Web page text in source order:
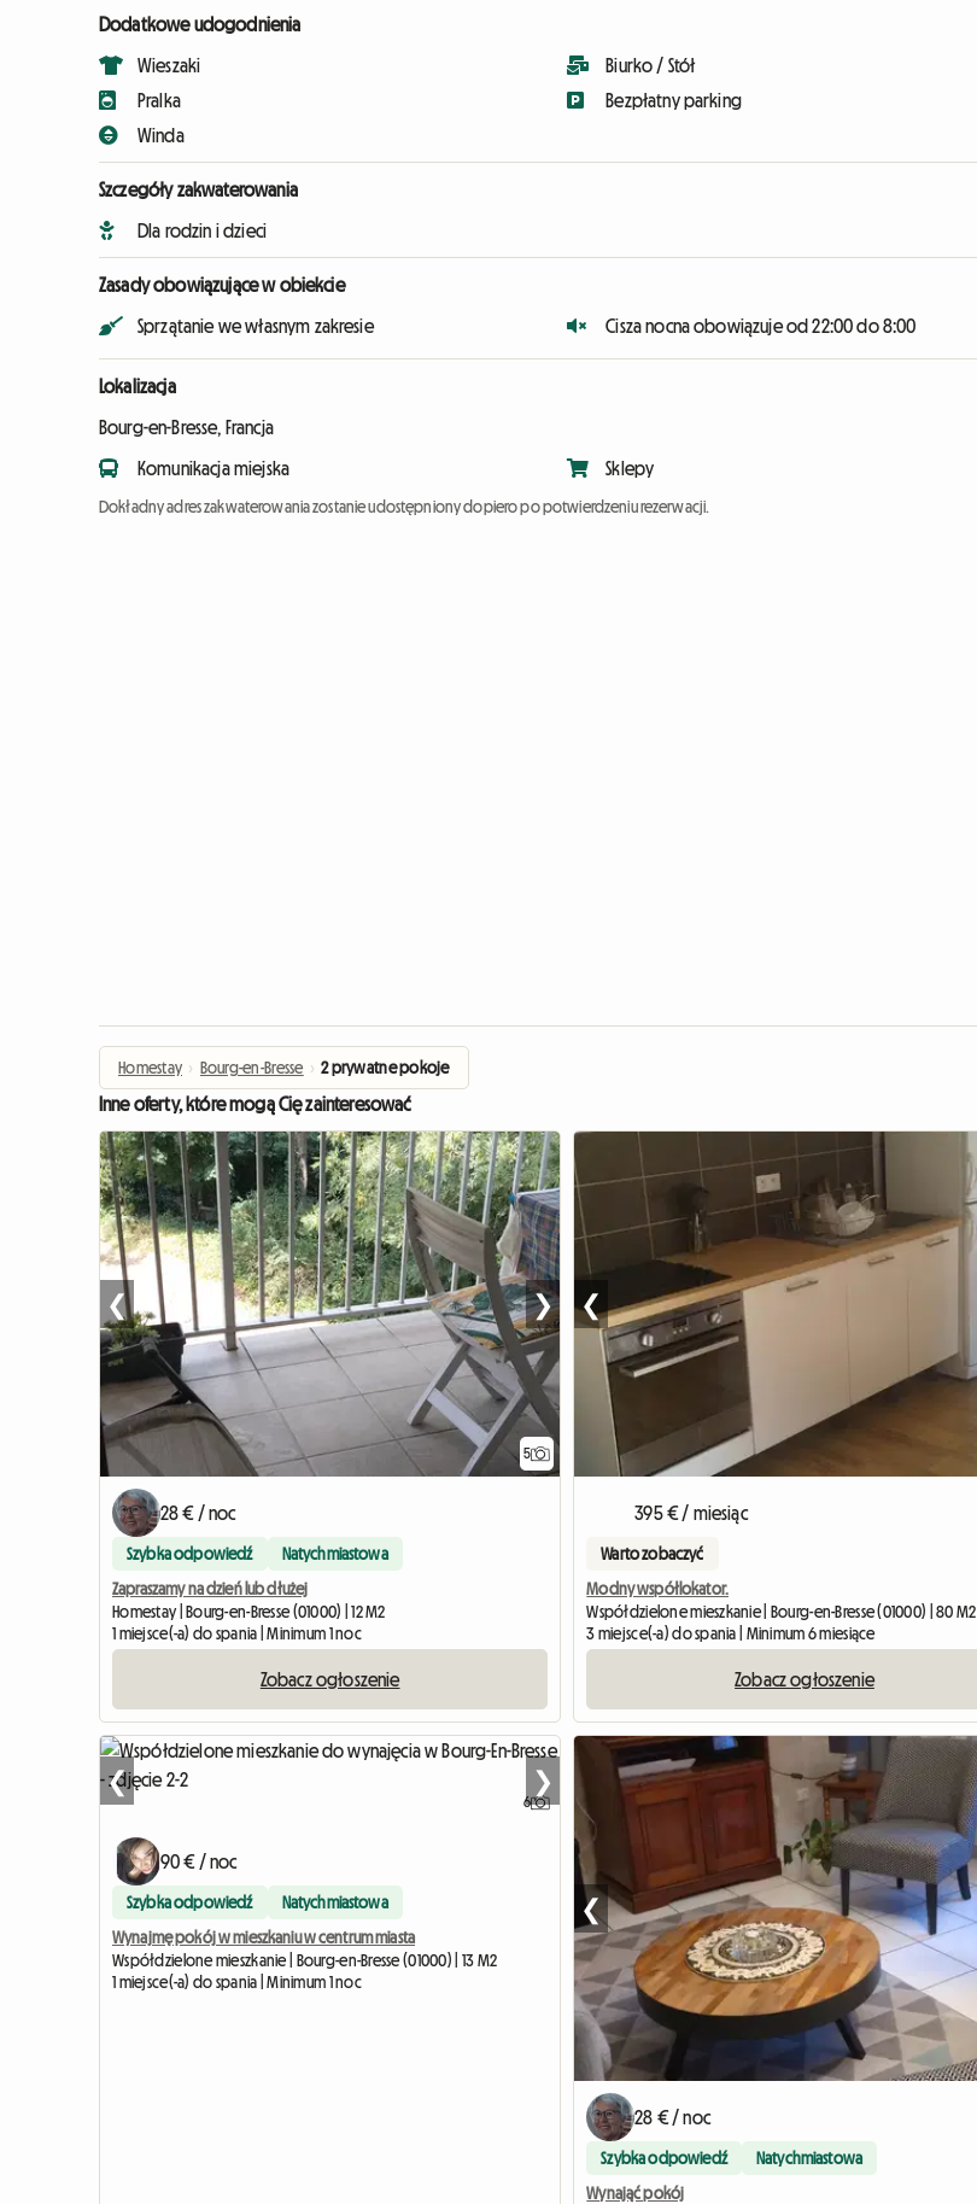
Dodatkowe udogodnienia
Wieszaki
Pralka
Winda
Biurko / Stół
Bezpłatny parking
Szczegóły zakwaterowania
Dla rodzin i dzieci
Zasady obowiązujące w obiekcie
Sprzątanie we własnym zakresie Cisza nocna obowiązuje od 22:00 do 8:00
Lokalizacja
Bourg-en-Bresse, Francja
Komunikacja miejska Sklepy
Dokładny adres zakwaterowania zostanie udostępniony dopiero po potwierdzeniu rezerwacji.
Homestay › Bourg-en-Bresse › 2 prywatne pokoje
Inne oferty, które mogą Cię zainteresować
5
❮ ❯
28 € / noc
Szybka odpowiedź Natychmiastowa
Zapraszamy na dzień lub dłużej
Homestay | Bourg-en-Bresse (01000) | 12 M2
1 miejsce(-a) do spania | Minimum 1 noc
Zobacz ogłoszenie
❮
395 € / miesiąc
Warto zobaczyć
Modny współlokator.
Współdzielone mieszkanie | Bourg-en-Bresse (01000) | 80 M2
3 miejsce(-a) do spania | Minimum 6 miesiące
Zobacz ogłoszenie
6
❮ ❯
90 € / noc
Szybka odpowiedź Natychmiastowa
Wynajmę pokój w mieszkaniu w centrum miasta
Współdzielone mieszkanie | Bourg-en-Bresse (01000) | 13 M2
1 miejsce(-a) do spania | Minimum 1 noc
❮
28 € / noc
Szybka odpowiedź Natychmiastowa
Wynająć pokój